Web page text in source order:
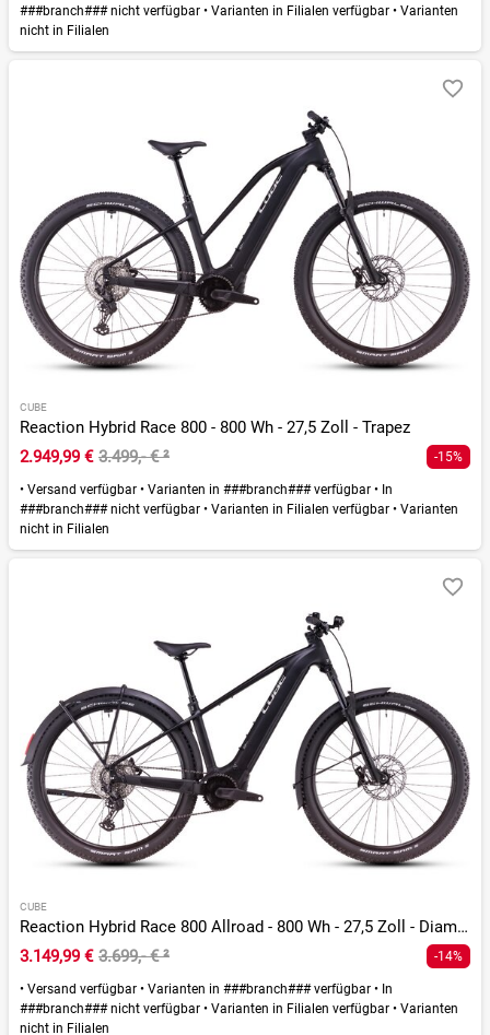
###branch### nicht verfügbar • Varianten in Filialen verfügbar • Varianten
nicht in Filialen
CUBE
Reaction Hybrid Race 800 - 800 Wh - 27,5 Zoll - Trapez
2.949,99 € 3.499,- €² -15%
• Versand verfügbar • Varianten in ###branch### verfügbar • In
###branch### nicht verfügbar • Varianten in Filialen verfügbar • Varianten
nicht in Filialen
CUBE
Reaction Hybrid Race 800 Allroad - 800 Wh - 27,5 Zoll - Diamant
3.149,99 € 3.699,- €² -14%
• Versand verfügbar • Varianten in ###branch### verfügbar • In
###branch### nicht verfügbar • Varianten in Filialen verfügbar • Varianten
nicht in Filialen